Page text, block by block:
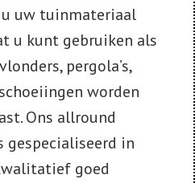
uw tuinmateriaal
u kunt gebruiken als
pergola’s,
worden
Ons allround
in
goed